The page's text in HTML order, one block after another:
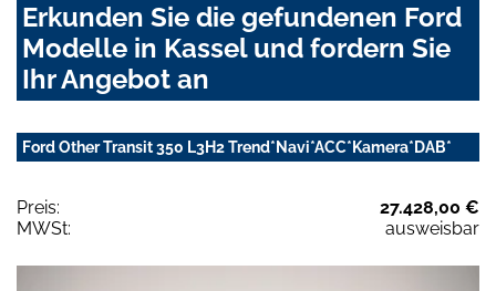
Erkunden Sie die gefundenen Ford
Modelle in Kassel und fordern Sie
Ihr Angebot an
Ford Other Transit 350 L3H2 Trend*Navi*ACC*Kamera*DAB*
Preis:
27.428,00 €
MWSt:
ausweisbar